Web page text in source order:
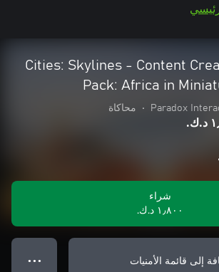
Cities: Skylines - Content
Pack: Africa in
Paradox
• محاكاة
شراء
١٫٨٠٠ د.ك.‏
إلى قائمة الأمنيات ● ● ●